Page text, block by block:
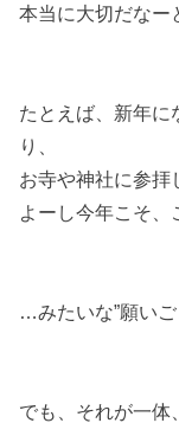
本当に大切だなー
たとえば、新年に
り、
お寺や神社に参拝
よーし今年こそ、
…みたいな”願いご
でも、それが一体、